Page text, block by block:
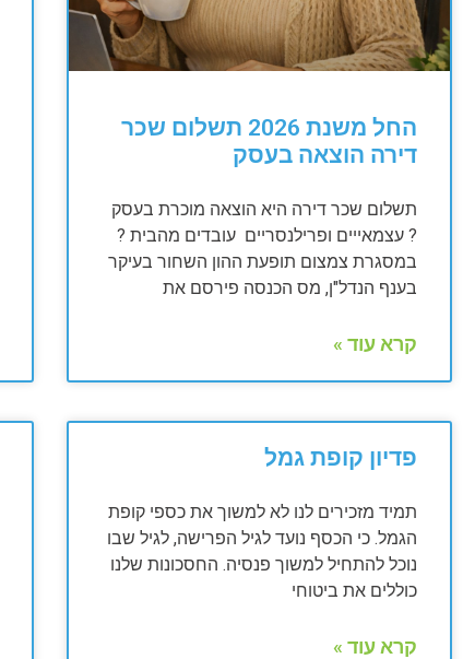
החל משנת 2026 תשלום שכר
דירה הוצאה בעסק
תשלום שכר דירה היא הוצאה מוכרת בעסק
? עצמאייים ופרילנסריים עובדים מהבית ?
במסגרת צמצום תופעת ההון השחור בעיקר
בענף הנדל"ן, מס הכנסה פירסם את
קרא עוד »
פדיון קופת גמל
תמיד מזכירים לנו לא למשוך את כספי קופת
הגמל. כי הכסף נועד לגיל הפרישה, לגיל שבו
נוכל להתחיל למשוך פנסיה. החסכונות שלנו
כוללים את ביטוחי
קרא עוד »